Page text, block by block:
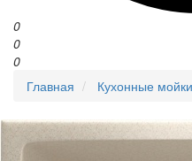
0
0
0
Главная
Кухонные мойки